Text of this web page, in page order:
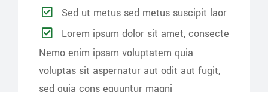
Sed ut metus sed metus suscipit laor
Lorem ipsum dolor sit amet, consecte
Nemo enim ipsam voluptatem quia
voluptas sit aspernatur aut odit aut fugit,
sed quia cons equuntur magni